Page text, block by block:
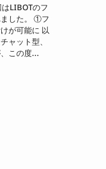
LIBOTのフ
ました。 ①フ
が可能に 以
ャット型、
この度...